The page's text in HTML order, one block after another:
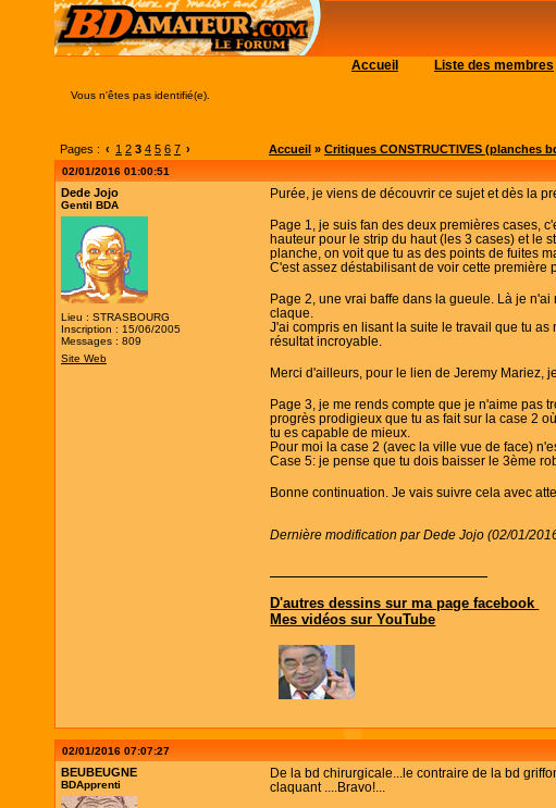
Accueil Liste des membres
Vous n'êtes pas identifié(e).
Pages : ‹ 1 2 3 4 5 6 7 › Accueil » Critiques CONSTRUCTIVES (planches
02/01/2016 01:00:51
Dede Jojo
Gentil BDA
Lieu : STRASBOURG
Inscription : 15/06/2005
Messages : 809
Site Web
Purée, je viens de découvrir ce sujet et dès la
Page 1, je suis fan des deux premières cases,
hauteur pour le strip du haut (les 3 cases) et le
planche, on voit que tu as des points de fuites
C'est assez déstabilisant de voir cette première
Page 2, une vrai baffe dans la gueule. Là je
claque.
J'ai compris en lisant la suite le travail que tu
résultat incroyable.
Merci d'ailleurs, pour le lien de Jeremy Mariez,
Page 3, je me rends compte que je n'aime pas
progrès prodigieux que tu as fait sur la case 2
tu es capable de mieux.
Pour moi la case 2 (avec la ville vue de face)
Case 5: je pense que tu dois baisser le 3ème
Bonne continuation. Je vais suivre cela avec
Dernière modification par Dede Jojo (02/01/
D'autres dessins sur ma page facebook
Mes vidéos sur YouTube
02/01/2016 07:07:27
BEUBEUGNE
BDApprenti
De la bd chirurgicale...le contraire de la bd
claquant ....Bravo!...